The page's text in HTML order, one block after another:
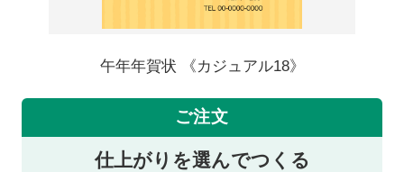
午年年賀状 《カジュアル18》
ご注文
仕上がりを選んでつくる